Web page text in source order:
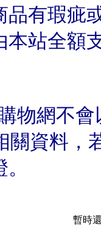
品有瑕疵
本站全額
物網不
關資料，
暫時